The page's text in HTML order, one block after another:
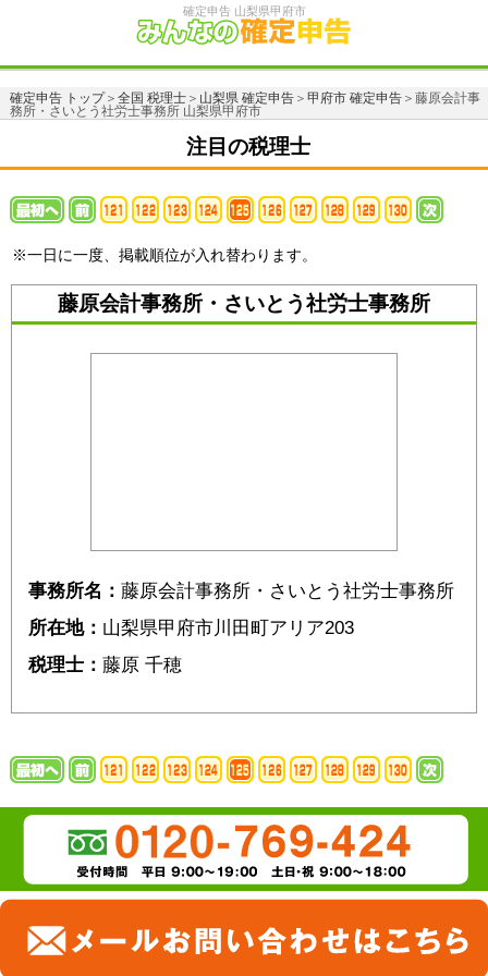
確定申告 山梨県甲府市
確定申告 トップ＞ 全国 税理士＞ 山梨県 確定申告＞ 甲府市 確定申告＞藤原会計事
務所・さいとう社労士事務所 山梨県甲府市
注目の税理士
※一日に一度、掲載順位が入れ替わります。
藤原会計事務所・さいとう社労士事務所
事務所名： 藤原会計事務所・さいとう社労士事務所
所在地： 山梨県甲府市川田町アリア203
税理士： 藤原 千穂